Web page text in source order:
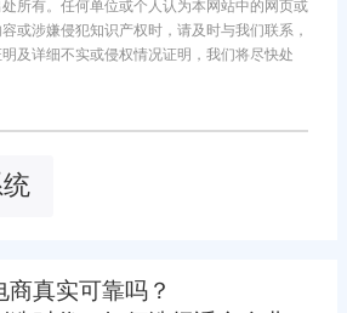
所有。任何单位或个人认为本网站中的网页或
或涉嫌侵犯知识产权时，请及时与我们联系，
及详细不实或侵权情况证明，我们将尽快处
商真实可靠吗？